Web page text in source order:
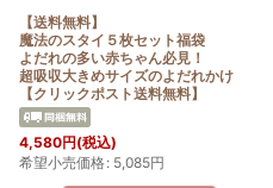
【送料無料】
魔法のスタイ５枚セット福袋
よだれの多い赤ちゃん必見！
超吸収大きめサイズのよだれかけ
【クリックポスト送料無料】
4,580円(税込)
希望小売価格: 5,085円